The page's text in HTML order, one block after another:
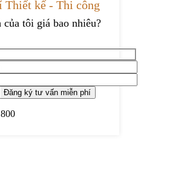
Thiết kế - Thi công
của tôi giá bao nhiêu?